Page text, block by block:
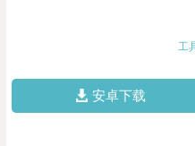
工
安卓下载